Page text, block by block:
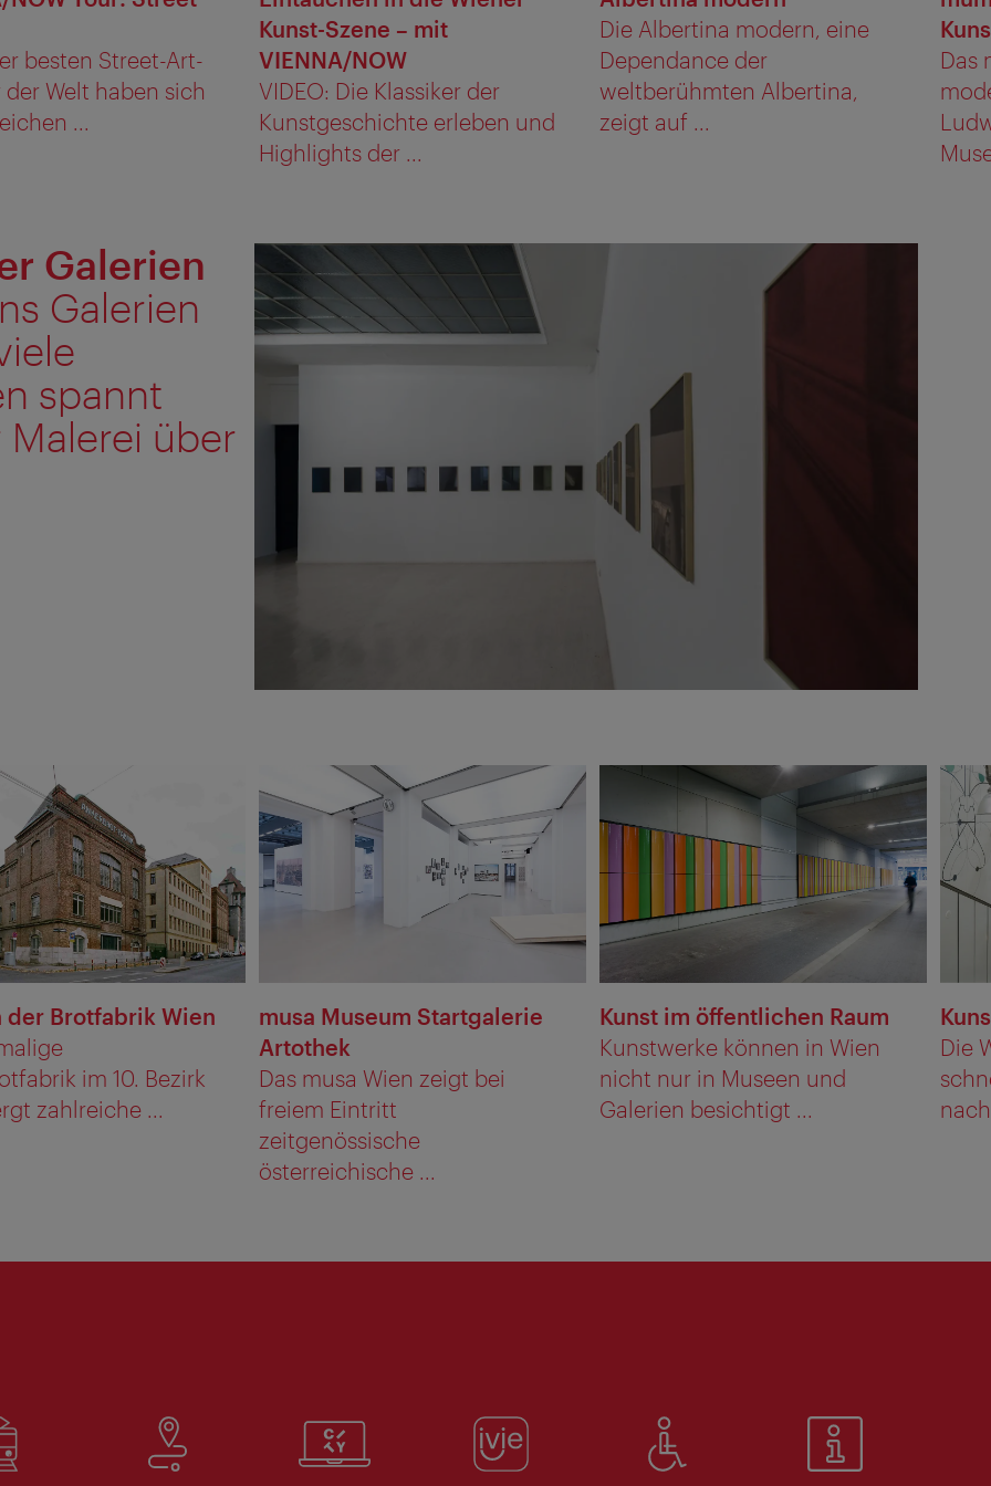
besten Street-Art-
Welt haben sich
...
Kunst-Szene – mit
VIENNA/NOW
VIDEO: Die Klassiker der
Kunstgeschichte erleben und
Highlights der ...
Die Albertina modern, eine
Dependance der
weltberühmten Albertina,
zeigt auf ...
Das
Galerien
Galerien
spannt
über
der Brotfabrik Wien
im 10. Bezirk
zahlreiche ...
musa Museum Startgalerie
Artothek
Das musa Wien zeigt bei
freiem Eintritt
zeitgenössische
österreichische ...
Kunst im öffentlichen Raum
Kunstwerke können in Wien
nicht nur in Museen und
Galerien besichtigt ...
Die